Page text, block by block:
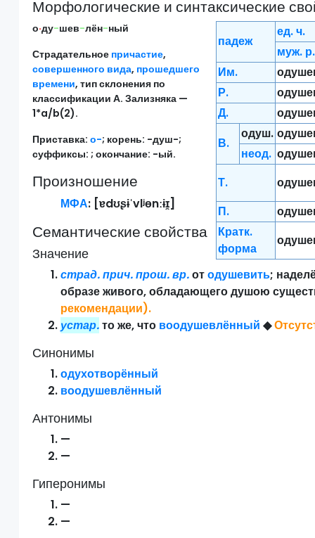
Морфологические и синтаксические
падеж
ед. ч.
муж. р.
Им.
Р.
Д.
В.
одуш.
неод.
Т.
П.
Кратк.
форма
о·ду-шев-лён-ный
Страдательное причастие,
совершенного вида, прошедшего
времени, тип склонения по
классификации А. Зализняка —
1*a/b(2).
Приставка:о-; корень: -душ-;
суффиксы:; окончание: -ый.
Произношение
МФА: [ɐdʊʂɨˈvlʲɵnːɨɪ̯]
Семантические свойства
Значение
страд. прич.прош. вр.отодушевить;
образе живого, обладающего душою
рекомендации).
устар.то же, что воодушевлённый ◆
Синонимы
одухотворённый
воодушевлённый
Антонимы
—
—
Гиперонимы
—
—